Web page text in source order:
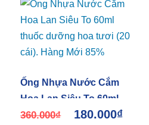
Ống Nhựa Nước Cắm
Hoa Lan Siêu To 60ml
thuốc dưỡng hoa tươi (20
360.000₫ 180.000₫